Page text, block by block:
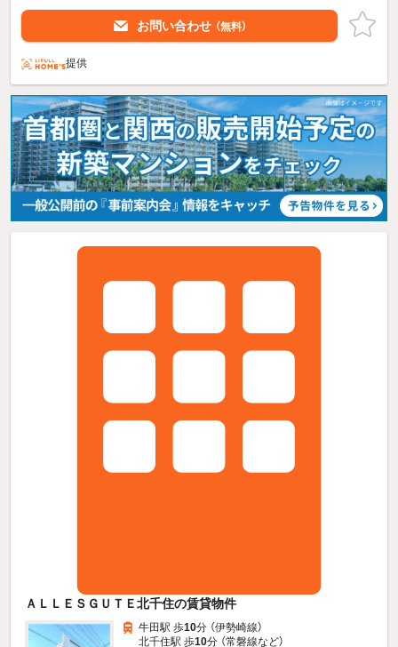
お問い合わせ （無料）
提供
ＡＬＬＥＳＧＵＴＥ北千住の賃貸物件
牛田駅 歩10分 （伊勢崎線）
北千住駅 歩10分 （常磐線など）